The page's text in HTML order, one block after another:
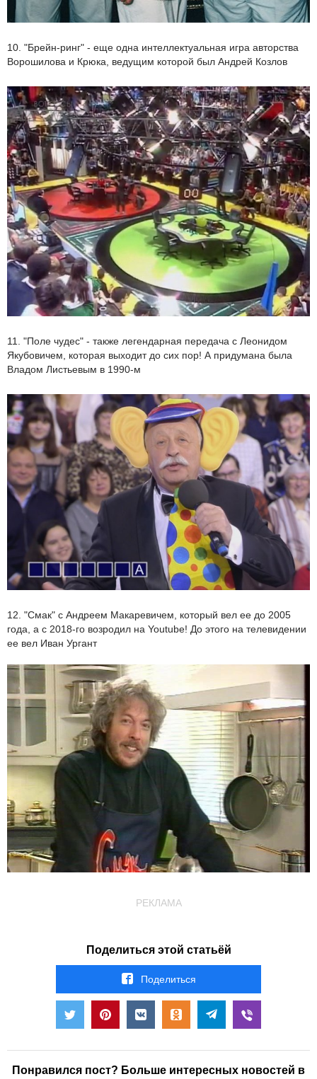
10. "Брейн-ринг" - еще одна интеллектуальная игра авторства
Ворошилова и Крюка, ведущим которой был Андрей Козлов
11. "Поле чудес" - также легендарная передача с Леонидом
Якубовичем, которая выходит до сих пор! А придумана была
Владом Листьевым в 1990-м
12. "Смак" с Андреем Макаревичем, который вел ее до 2005
года, а с 2018-го возродил на Youtube! До этого на телевидении
ее вел Иван Ургант
РЕКЛАМА
Поделиться этой статьёй
Поделиться
Понравился пост? Больше интересных новостей в